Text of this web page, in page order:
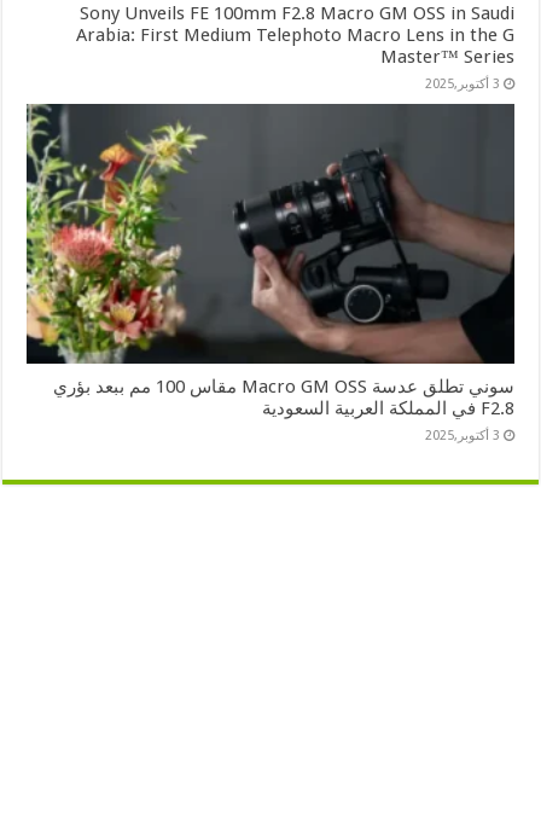
Sony Unveils FE 100mm F2.8 Macro GM OSS in Saudi
Arabia: First Medium Telephoto Macro Lens in the G
Master™ Series
3 أكتوبر,2025
سوني تطلق عدسة Macro GM OSS مقاس 100 مم ببعد بؤري
F2.8 في المملكة العربية السعودية
3 أكتوبر,2025